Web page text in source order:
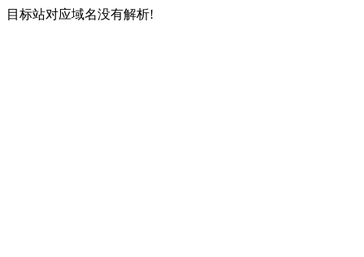
目标站对应域名没有解析!